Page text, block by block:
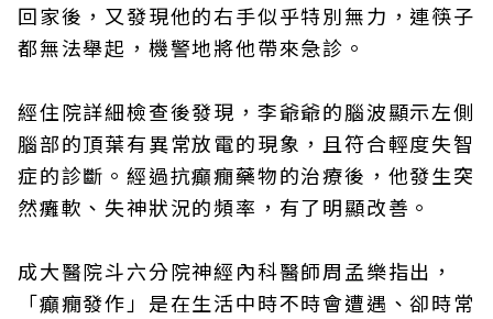
回家後，又發現他的右手似乎特別無力，連筷子
都無法舉起，機警地將他帶來急診。
經住院詳細檢查後發現，李爺爺的腦波顯示左側
腦部的頂葉有異常放電的現象，且符合輕度失智
症的診斷。經過抗癲癇藥物的治療後，他發生突
然癱軟、失神狀況的頻率，有了明顯改善。
成大醫院斗六分院神經內科醫師周孟樂指出，
「癲癇發作」是在生活中時不時會遭遇、卻時常